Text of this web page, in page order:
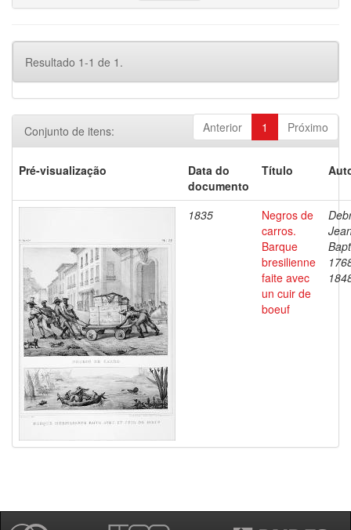
Resultado 1-1 de 1.
Anterior 1 Próximo
Conjunto de itens:
Pré-visualização
Data do
documento
Título
1835
Negros de
carros.
Barque
bresilienne
faite avec
un cuir de
boeuf